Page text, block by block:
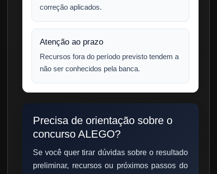
correção aplicados.
Atenção ao prazo
Recursos fora do período previsto tendem a
não ser conhecidos pela banca.
Precisa de orientação sobre o
concurso ALEGO?
Se você quer tirar dúvidas sobre o resultado
preliminar, recursos ou próximos passos do